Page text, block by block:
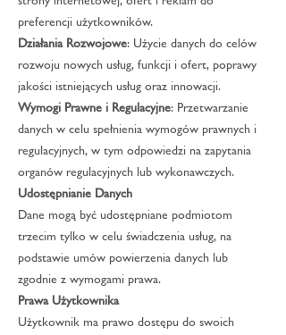
preferencji użytkowników.
Działania Rozwojowe: Użycie danych do celów
rozwoju nowych usług, funkcji i ofert, poprawy
jakości istniejących usług oraz innowacji.
Wymogi Prawne i Regulacyjne: Przetwarzanie
danych w celu spełnienia wymogów prawnych i
regulacyjnych, w tym odpowiedzi na zapytania
organów regulacyjnych lub wykonawczych.
Udostępnianie Danych
Dane mogą być udostępniane podmiotom
trzecim tylko w celu świadczenia usług, na
podstawie umów powierzenia danych lub
zgodnie z wymogami prawa.
Prawa Użytkownika
Użytkownik ma prawo dostępu do swoich